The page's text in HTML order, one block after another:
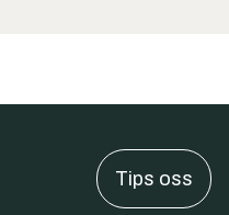
Tips oss